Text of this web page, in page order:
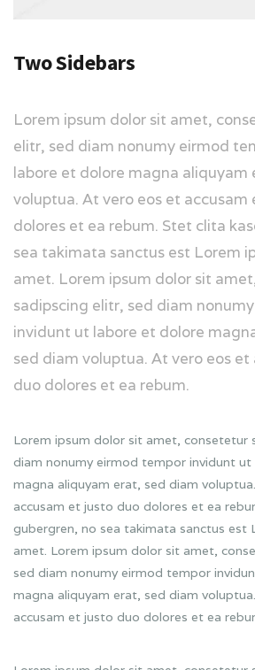
Two Sidebars
Lorem ipsum dolor sit amet,
elitr, sed diam nonumy eirmod
labore et dolore magna aliquyam
voluptua. At vero eos et accusam
dolores et ea rebum. Stet clita
sea takimata sanctus est Lorem
amet. Lorem ipsum dolor sit
sadipscing elitr, sed diam
invidunt ut labore et dolore
sed diam voluptua. At vero eos
duo dolores et ea rebum.
Lorem ipsum dolor sit amet, consetetur
diam nonumy eirmod tempor invidunt
magna aliquyam erat, sed diam
accusam et justo duo dolores et ea
gubergren, no sea takimata sanctus est
amet. Lorem ipsum dolor sit amet,
sed diam nonumy eirmod tempor
magna aliquyam erat, sed diam
accusam et justo duo dolores et ea